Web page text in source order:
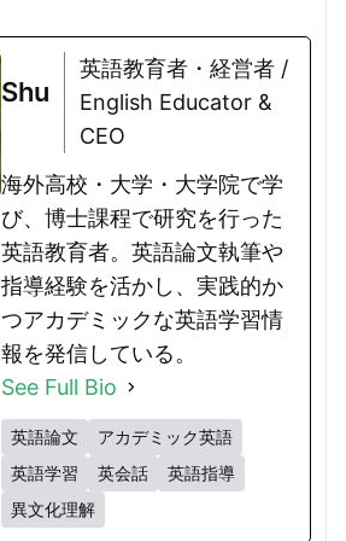
Shu
英語教育者・経営者 /
English Educator &
CEO
海外高校・大学・大学院で学
び、博士課程で研究を行った
英語教育者。英語論文執筆や
指導経験を活かし、実践的か
つアカデミックな英語学習情
報を発信している。
See Full Bio
英語論文
アカデミック英語
英語学習
英会話
英語指導
異文化理解